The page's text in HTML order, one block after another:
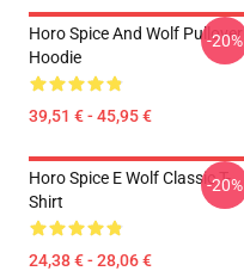
Horo Spice And Wolf Pullover
Hoodie
39,51 € - 45,95 €
-20%
Horo Spice E Wolf Classic T-
Shirt
24,38 € - 28,06 €
-20%